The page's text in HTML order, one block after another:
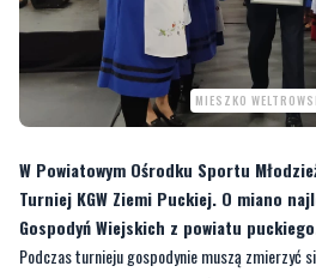
MIESZKO
W Powiatowym Ośrodku Sportu
Turniej KGW Ziemi Puckiej. O miano
Gospodyń Wiejskich z powiatu
Podczas turnieju gospodynie muszą zmierzyć